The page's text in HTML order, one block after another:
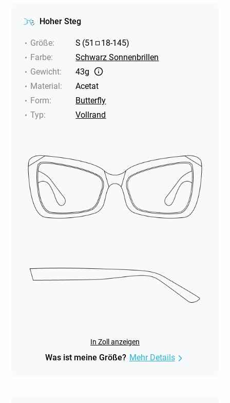
Hoher Steg
Größe: S (51 18-145)
Farbe:
Schwarz Sonnenbrillen
Gewicht:
43g
Material:
Acetat
Form:
Butterfly
Typ: Vollrand
In Zoll anzeigen
Was ist meine Größe? Mehr Details